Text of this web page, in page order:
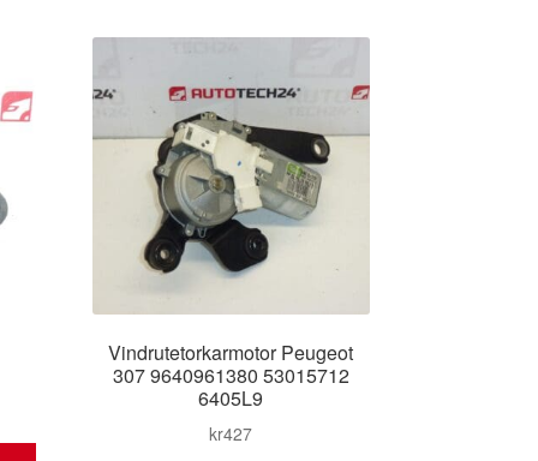
Vindrutetorkarmotor Peugeot
307 9640961380 53015712
6405L9
kr427